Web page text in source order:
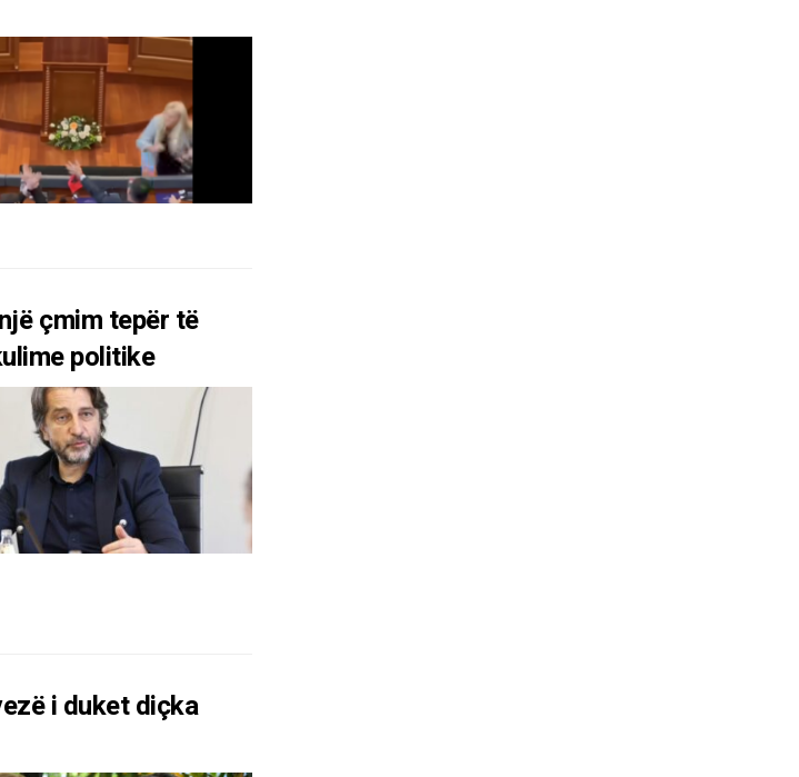
çmim tepër të
politike
i duket diçka